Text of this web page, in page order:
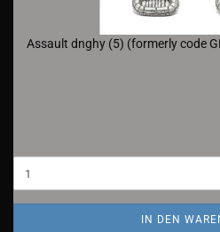
Assault dnghy (5) (formerly code
IN DEN